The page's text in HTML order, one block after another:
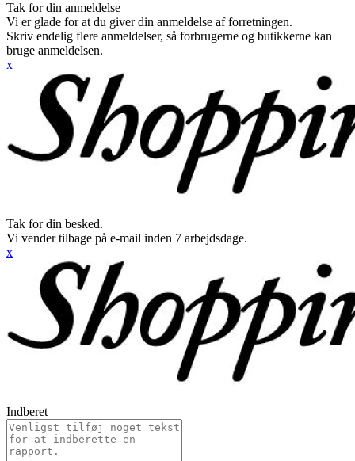
Tak for din anmeldelse
Vi er glade for at du giver din anmeldelse af forretningen.
Skriv endelig flere anmeldelser, så forbrugerne og butikkerne kan
bruge anmeldelsen.
x
Tak for din besked.
Vi vender tilbage på e-mail inden 7 arbejdsdage.
x
Indberet